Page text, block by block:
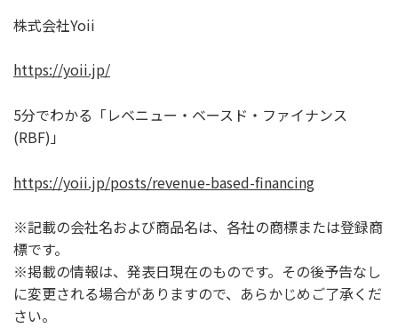
株式会社Yoii
https://yoii.jp/
5分でわかる「レベニュー・ベースド・ファイナンス
(RBF)」
https://yoii.jp/posts/revenue-based-financing
※記載の会社名および商品名は、各社の商標または登録商
標です。
※掲載の情報は、発表日現在のものです。その後予告なし
に変更される場合がありますので、あらかじめご了承くだ
さい。